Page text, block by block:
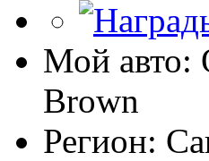
Мой авто:
Brown
Регион: